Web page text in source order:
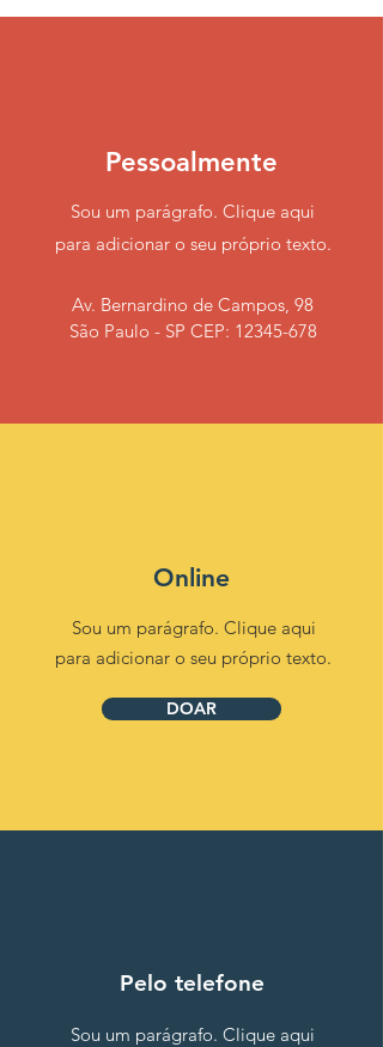
Pessoalmente
Sou um parágrafo. Clique aqui
para adicionar o seu próprio texto.
Av. Bernardino de Campos, 98
São Paulo - SP CEP: 12345-678
Online
Sou um parágrafo. Clique aqui
para adicionar o seu próprio texto.
DOAR
Pelo telefone
Sou um parágrafo. Clique aqui